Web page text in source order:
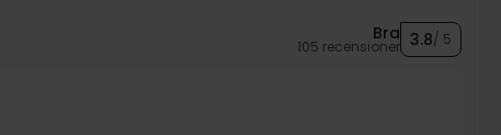
Bra
105 recensioner 3.8/ 5